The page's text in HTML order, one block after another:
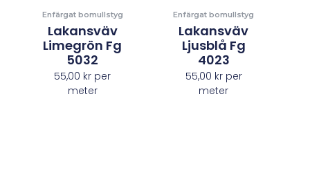
Enfärgat bomullstyg
Lakansväv
Limegrön Fg
5032
55,00 kr per
meter
Enfärgat bomullstyg
Lakansväv
Ljusblå Fg
4023
55,00 krper
meter